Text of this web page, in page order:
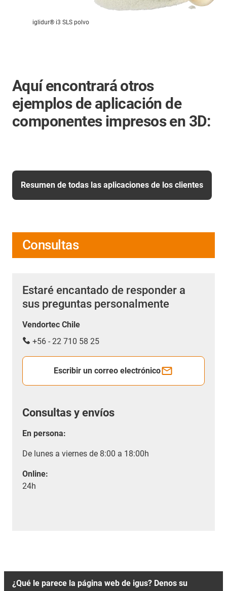
iglidur® i3 SLS polvo
Aquí encontrará otros
ejemplos de aplicación de
componentes impresos en 3D:
Resumen de todas las aplicaciones de los clientes
Consultas
Estaré encantado de responder a
sus preguntas personalmente
Vendortec Chile
+56 - 22 710 58 25
Escribir un correo electrónico
Consultas y envíos
En persona:
De lunes a viernes de 8:00 a 18:00h
Online:
24h
¿Qué le parece la página web de igus? Denos su